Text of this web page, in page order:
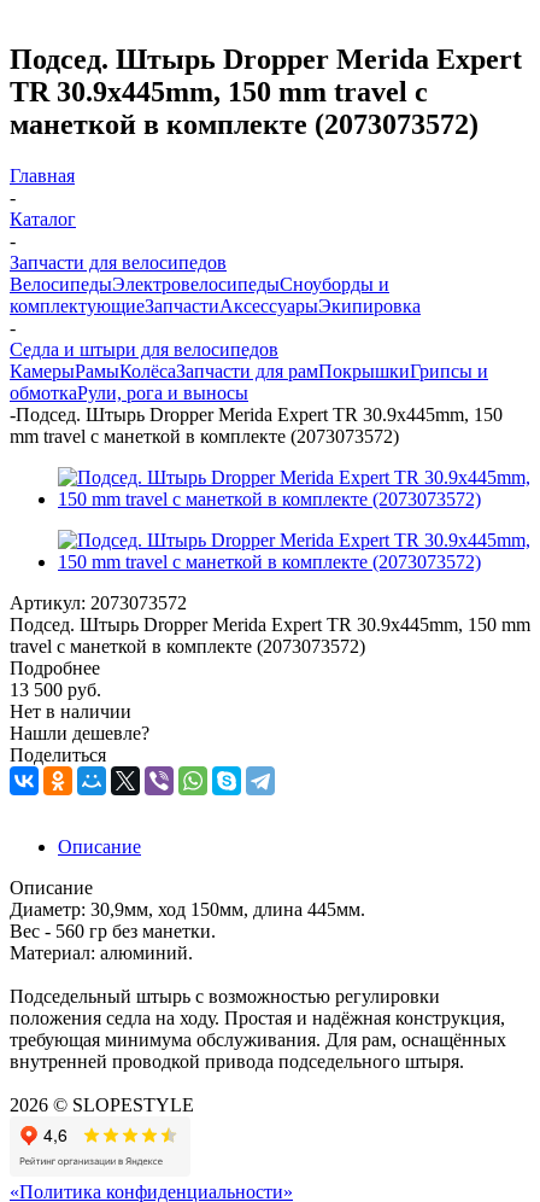
Подсед. Штырь Dropper Merida Expert
TR 30.9x445mm, 150 mm travel с
манеткой в комплекте (2073073572)
Главная
-
Каталог
-
Запчасти для велосипедов
ВелосипедыЭлектровелосипедыCноуборды и
комплектующиеЗапчастиАксессуарыЭкипировка
-
Седла и штыри для велосипедов
КамерыРамыКолёсаЗапчасти для рамПокрышкиГрипсы и
обмоткаРули, рога и выносы
-Подсед. Штырь Dropper Merida Expert TR 30.9x445mm, 150
mm travel с манеткой в комплекте (2073073572)
Артикул: 2073073572
Подсед. Штырь Dropper Merida Expert TR 30.9x445mm, 150 mm
travel с манеткой в комплекте (2073073572)
Подробнее
13 500 руб.
Нет в наличии
Нашли дешевле?
Поделиться
Описание
Описание
Диаметр: 30,9мм, ход 150мм, длина 445мм.
Вес - 560 гр без манетки.
Материал: алюминий.
Подседельный штырь с возможностью регулировки
положения седла на ходу. Простая и надёжная конструкция,
требующая минимума обслуживания. Для рам, оснащённых
внутренней проводкой привода подседельного штыря.
2026 © SLOPESTYLE
«Политика конфиденциальности»